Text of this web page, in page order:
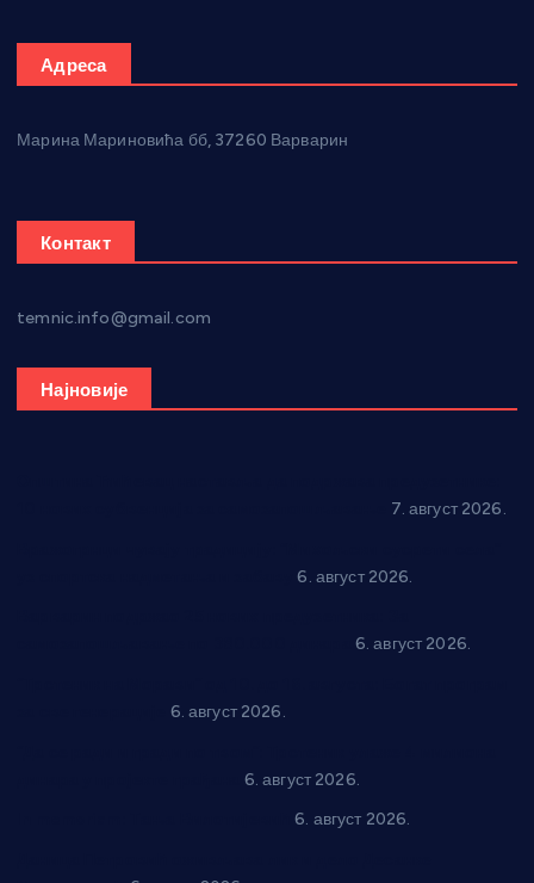
Адреса
Марина Мариновића бб, 37260 Варварин
Контакт
temnic.info@gmail.com
Најновије
7. август 2026.
6. август 2026.
6. август 2026.
6. август 2026.
6. август 2026.
6. август 2026.